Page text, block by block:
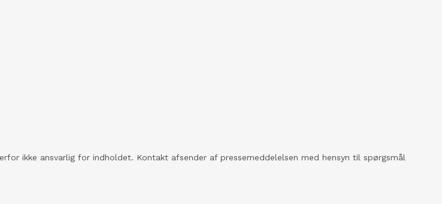
ikke ansvarlig for indholdet. Kontakt afsender af pressemeddelelsen med hensyn til spørgsmål